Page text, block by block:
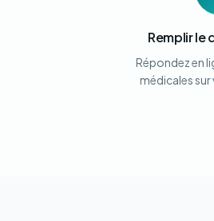
Remplir le
Répondez en
médicales